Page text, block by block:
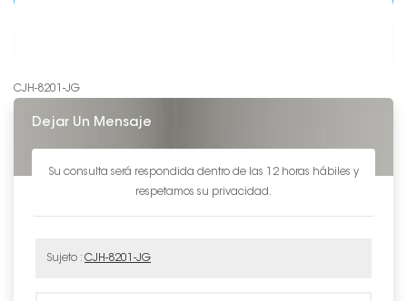
CJH-8201-JG
Dejar Un Mensaje
Su consulta será respondida dentro de las 12 horas hábiles y
respetamos su privacidad.
Sujeto : CJH-8201-JG